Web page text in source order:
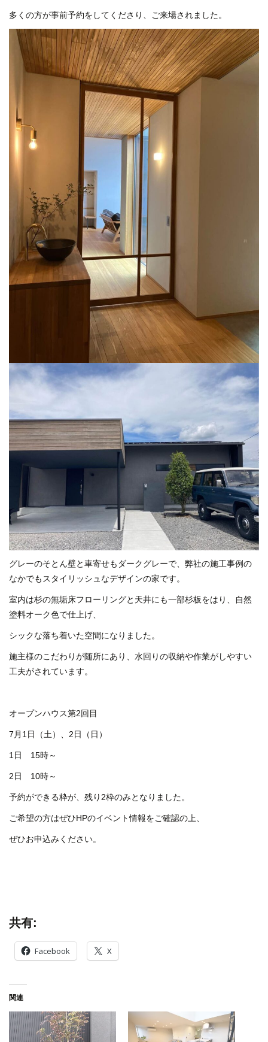
多くの方が事前予約をしてくださり、ご来場されました。
グレーのそとん壁と車寄せもダークグレーで、弊社の施工事例の
なかでもスタイリッシュなデザインの家です。
室内は杉の無垢床フローリングと天井にも一部杉板をはり、自然
塗料オーク色で仕上げ、
シックな落ち着いた空間になりました。
施主様のこだわりが随所にあり、水回りの収納や作業がしやすい
工夫がされています。
オープンハウス第2回目
7月1日（土）、2日（日）
1日 15時～
2日 10時～
予約ができる枠が、残り2枠のみとなりました。
ご希望の方はぜひHPのイベント情報をご確認の上、
ぜひお申込みください。
共有:
Facebook X
関連